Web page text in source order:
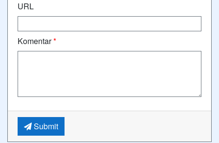
URL
Komentar*
Submit